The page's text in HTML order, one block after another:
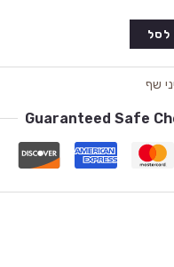
לסל
שף
Guaranteed Safe